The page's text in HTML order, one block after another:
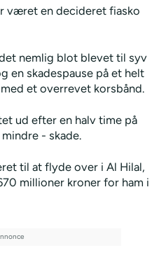
været en decideret fiasko
nemlig blot blevet til syv
en skadespause på et helt
et overrevet korsbånd.
ud efter en halv time på
- skade.
til at flyde over i Al Hilal,
millioner kroner for ham i